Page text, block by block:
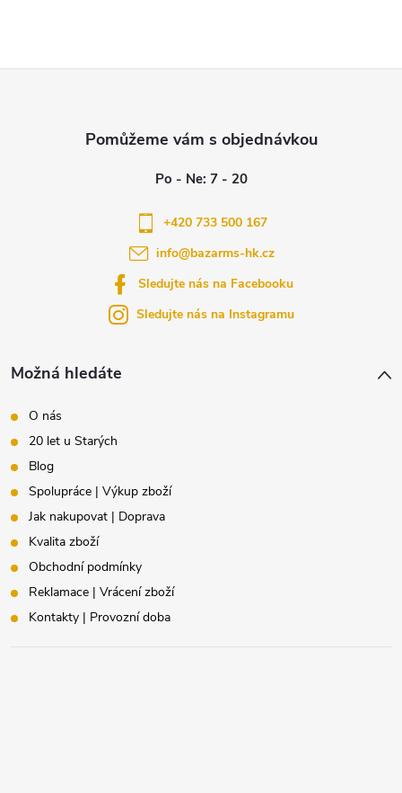
Možná hledáte
O nás
20 let u Starých
Blog
Spolupráce | Výkup zboží
Jak nakupovat | Doprava
Kvalita zboží
Obchodní podmínky
Reklamace | Vrácení zboží
Kontakty | Provozní doba
info@bazarms-hk.cz
+420 733 500 167
Sledujte nás na Facebooku
Sledujte nás na Instagramu